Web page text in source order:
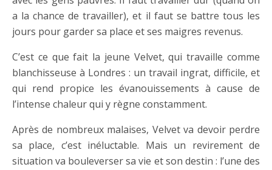
a la chance de travailler), et il faut se battre tous les
jours pour garder sa place et ses maigres revenus.
C’est ce que fait la jeune Velvet, qui travaille comme
blanchisseuse à Londres : un travail ingrat, difficile, et
qui rend propice les évanouissements à cause de
l’intense chaleur qui y règne constamment.
Après de nombreux malaises, Velvet va devoir perdre
sa place, c’est inéluctable. Mais un revirement de
situation va bouleverser sa vie et son destin : l’une des